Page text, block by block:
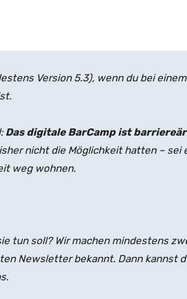
Version 5.3), wenn du bei
Das digitale BarCamp ist
nicht die Möglichkeit hatten – sei
weg wohnen.
tun soll? Wir machen mindestens
Newsletter bekannt. Dann kannst